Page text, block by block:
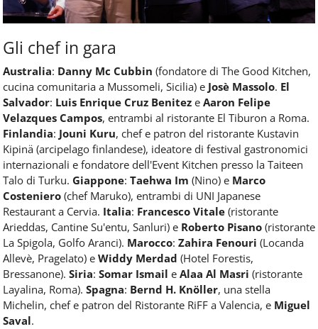
Gli chef in gara
Australia: Danny Mc Cubbin (fondatore di The Good Kitchen,
cucina comunitaria a Mussomeli, Sicilia) e Josè Massolo. El
Salvador: Luis Enrique Cruz Benitez e Aaron Felipe
Velazques Campos, entrambi al ristorante El Tiburon a Roma.
Finlandia: Jouni Kuru, chef e patron del ristorante Kustavin
Kipinä (arcipelago finlandese), ideatore di festival gastronomici
internazionali e fondatore dell'Event Kitchen presso la Taiteen
Talo di Turku. Giappone: Taehwa Im (Nino) e Marco
Costeniero (chef Maruko), entrambi di UNI Japanese
Restaurant a Cervia. Italia: Francesco Vitale (ristorante
Arieddas, Cantine Su'entu, Sanluri) e Roberto Pisano (ristorante
La Spigola, Golfo Aranci). Marocco: Zahira Fenouri (Locanda
Allevè, Pragelato) e Widdy Merdad (Hotel Forestis,
Bressanone). Siria: Somar Ismail e Alaa Al Masri (ristorante
Layalina, Roma). Spagna: Bernd H. Knöller, una stella
Michelin, chef e patron del Ristorante RiFF a Valencia, e Miguel
Saval.